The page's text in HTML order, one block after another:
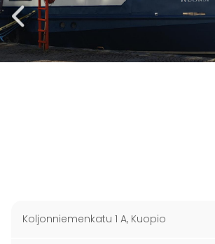
Koljonniemenkatu 1 A, Kuopio